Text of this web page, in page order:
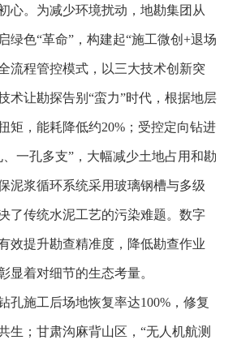
心。为减少环境扰动，地勘集团从
绿色“革命”，构建起“施工微创+退场
流程管控模式，以三大技术创新突
术让勘探告别“蛮力”时代，根据地层
矩，能耗降低约20%；受控定向钻进
一孔多支”，大幅减少土地占用和勘
泥浆循环系统采用玻璃钢槽与多级
了传统水泥工艺的污染难题。数字
效提升勘查精准度，降低勘查作业
显着对细节的生态考量。
孔施工后场地恢复率达100%，修复
生；甘肃沟麻背山区，“无人机航测